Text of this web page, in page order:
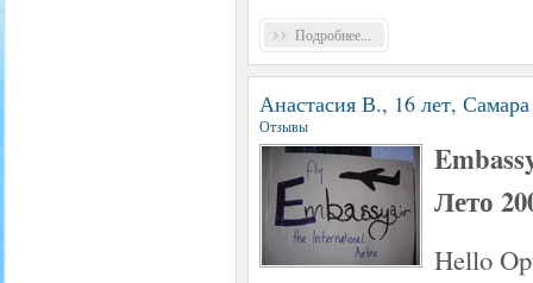
Подробнее...
Анастасия В., 16 лет, Самара
Отзывы
Лето
Hello